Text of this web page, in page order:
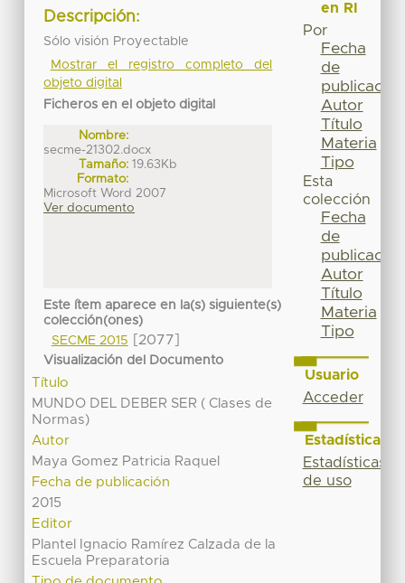
Descripción:
Sólo visión Proyectable
Mostrar el registro completo del
objeto digital
Ficheros en el objeto digital
Nombre:
secme-21302.docx
Tamaño: 19.63Kb
Formato:
Microsoft Word 2007
Ver documento
Este ítem aparece en la(s) siguiente(s)
colección(ones)
SECME 2015
[2077]
Visualización del Documento
Título
MUNDO DEL DEBER SER ( Clases de
Normas)
Autor
Maya Gomez Patricia Raquel
Fecha de publicación
2015
Editor
Plantel Ignacio Ramírez Calzada de la
Escuela Preparatoria
en RI
Por
Fecha
de
publicación
Autor
Título
Materia
Tipo
Esta
colección
Fecha
de
publicación
Autor
Título
Materia
Tipo
Usuario
Acceder
Estadísticas
Estadísticas
de uso